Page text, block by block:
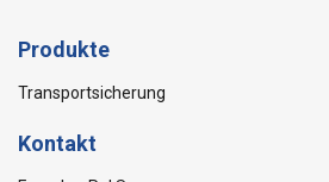
Produkte
Transportsicherung
Kontakt